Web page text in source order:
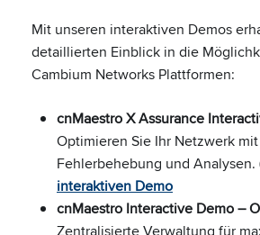
Mit unseren interaktiven Demos
detaillierten Einblick in die
Cambium Networks Plattformen:
cnMaestro X Assurance
Optimieren Sie Ihr Netzwerk
Fehlerbehebung und
interaktiven Demo
cnMaestro Interactive Demo –